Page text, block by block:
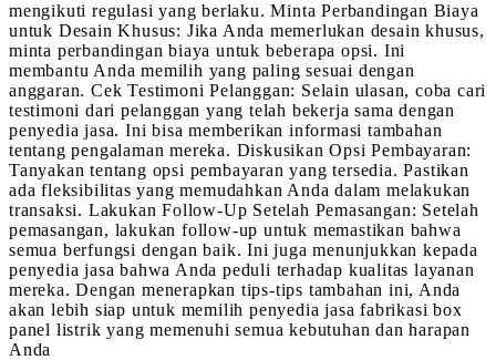
mengikuti regulasi yang berlaku. Minta Perbandingan Biaya
untuk Desain Khusus: Jika Anda memerlukan desain khusus,
minta perbandingan biaya untuk beberapa opsi. Ini
membantu Anda memilih yang paling sesuai dengan
anggaran. Cek Testimoni Pelanggan: Selain ulasan, coba cari
testimoni dari pelanggan yang telah bekerja sama dengan
penyedia jasa. Ini bisa memberikan informasi tambahan
tentang pengalaman mereka. Diskusikan Opsi Pembayaran:
Tanyakan tentang opsi pembayaran yang tersedia. Pastikan
ada fleksibilitas yang memudahkan Anda dalam melakukan
transaksi. Lakukan Follow-Up Setelah Pemasangan: Setelah
pemasangan, lakukan follow-up untuk memastikan bahwa
semua berfungsi dengan baik. Ini juga menunjukkan kepada
penyedia jasa bahwa Anda peduli terhadap kualitas layanan
mereka. Dengan menerapkan tips-tips tambahan ini, Anda
akan lebih siap untuk memilih penyedia jasa fabrikasi box
panel listrik yang memenuhi semua kebutuhan dan harapan
Anda